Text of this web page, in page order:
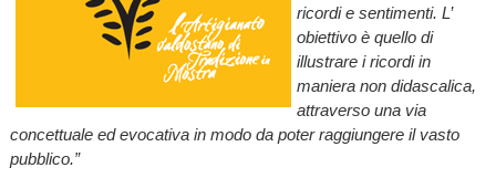
ricordi e sentimenti. L’
obiettivo è quello di
illustrare i ricordi in
maniera non didascalica,
attraverso una via
concettuale ed evocativa in modo da poter raggiungere il vasto
pubblico.”